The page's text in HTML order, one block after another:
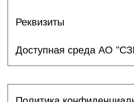
Реквизиты
Доступная среда АО